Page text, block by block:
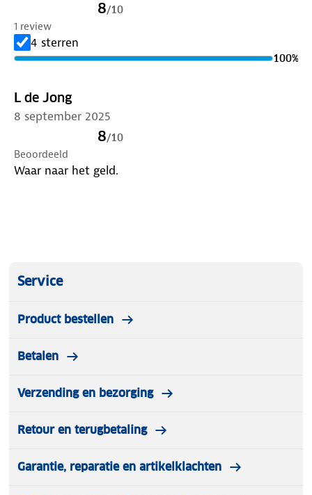
8/10
1 review
4 sterren
100%
L de Jong
8 september 2025
8/10
Beoordeeld
Waar naar het geld.
Service
Product bestellen
Betalen
Verzending en bezorging
Retour en terugbetaling
Garantie, reparatie en artikelklachten